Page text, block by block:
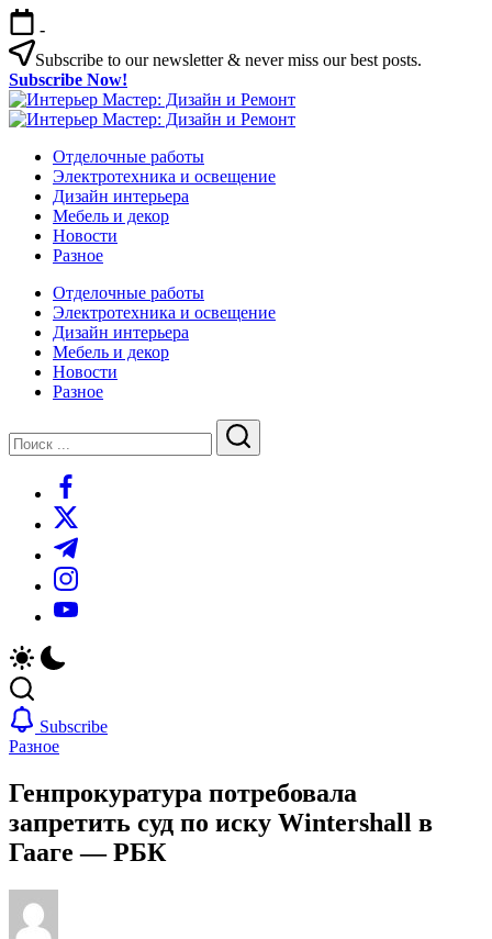
Перейти
к
содержимому
-
Subscribe to our newsletter & never miss our best posts.
Subscribe Now!
Интерьер
Мастер:
Интерьер
Дизайн
Ремонт
Интерьер
Мастер:
Дизайн
Ремонт
Отделочные работы
Электротехника и освещение
Дизайн интерьера
Мебель и декор
Новости
Разное
Отделочные работы
Электротехника и освещение
Дизайн интерьера
Мебель и декор
Новости
Разное
Поиск
Поиск
https://www.facebook.com/
https://twitter.com/
https://t.me/
https://www.instagram.com/
https://youtube.com/
Subscribe
Разное
Генпрокуратура потребовала
запретить суд по иску Wintershall в
Гааге — РБК